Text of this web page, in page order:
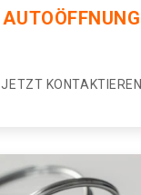
AUTOÖFFNUNG
JETZT KONTAKTIEREN